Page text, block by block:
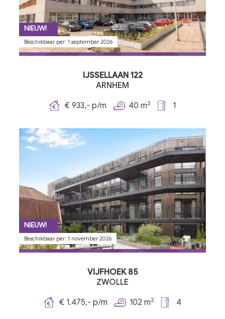
NIEUW!
Beschikbaar per: 1 september 2026
IJSSELLAAN 122
ARNHEM
€ 933,- p/m
40 m2 1
NIEUW!
Beschikbaar per: 1 november 2026
VIJFHOEK 85
ZWOLLE
€ 1.475,- p/m
102 m2 4